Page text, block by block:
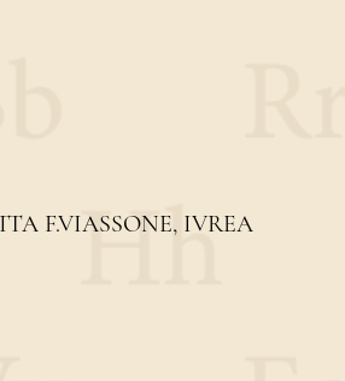
F.VIASSONE, IVREA